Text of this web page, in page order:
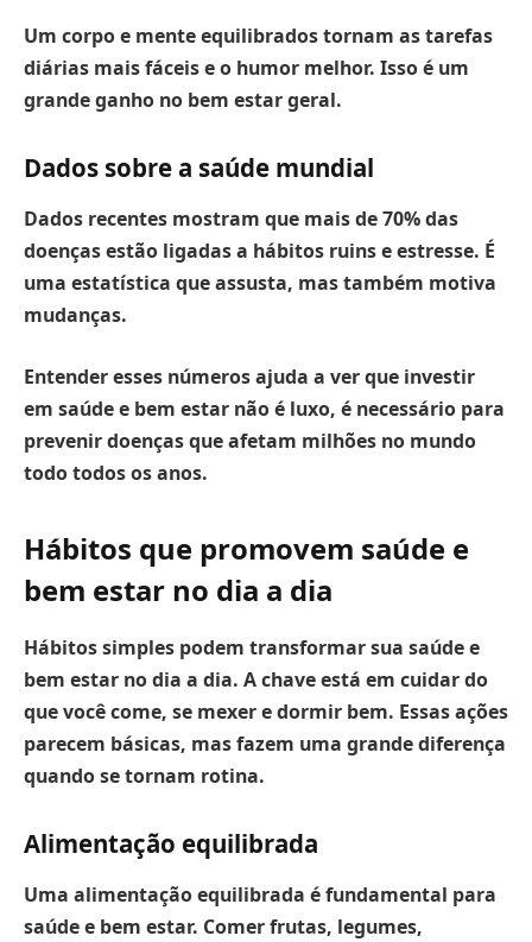
Um corpo e mente equilibrados tornam as tarefas
diárias mais fáceis e o humor melhor. Isso é um
grande ganho no bem estar geral.
Dados sobre a saúde mundial
Dados recentes mostram que mais de 70% das
doenças estão ligadas a hábitos ruins e estresse. É
uma estatística que assusta, mas também motiva
mudanças.
Entender esses números ajuda a ver que investir
em saúde e bem estar não é luxo, é necessário para
prevenir doenças que afetam milhões no mundo
todo todos os anos.
Hábitos que promovem saúde e
bem estar no dia a dia
Hábitos simples podem transformar sua saúde e
bem estar no dia a dia. A chave está em cuidar do
que você come, se mexer e dormir bem. Essas ações
parecem básicas, mas fazem uma grande diferença
quando se tornam rotina.
Alimentação equilibrada
Uma alimentação equilibrada é fundamental para
saúde e bem estar. Comer frutas, legumes,